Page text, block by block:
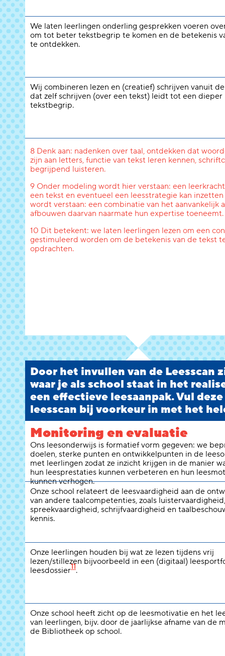
We laten leerlingen onderling gesprekken voeren
om tot beter tekstbegrip te komen en de betekenis
te ontdekken.
Wij combineren lezen en (creatief) schrijven vanuit
dat zelf schrijven (over een tekst) leidt tot een dieper
tekstbegrip.
8 Denk aan: nadenken over taal, ontdekken dat
zijn aan letters, functie van tekst leren kennen,
begrijpend luisteren.
9 Onder modeling wordt hier verstaan: een
een tekst en eventueel een leesstrategie kan
wordt verstaan: een combinatie van het
afbouwen daarvan naarmate hun expertise toeneemt.
10 Dit betekent: we laten leerlingen lezen om een
gestimuleerd worden om de betekenis van de tekst
opdrachten.
Door het invullen van de Leesscan
waar je als school staat in het
een effectieve leesaanpak. Vul deze
leesscan bij voorkeur in met het
Monitoring en evaluatie
Ons leesonderwijs is formatief vorm gegeven: we
doelen, sterke punten en ontwikkelpunten in de
met leerlingen zodat ze inzicht krijgen in de manier
hun leesprestaties kunnen verbeteren en hun
kunnen verhogen.
Onze school relateert de leesvaardigheid aan de
van andere taalcompetenties, zoals luistervaardigheid,
spreekvaardigheid, schrijfvaardigheid en
kennis.
Onze leerlingen houden bij wat ze lezen tijdens vrij
lezen/stillezen bijvoorbeeld in een (digitaal)
leesdossier11.
Onze school heeft zicht op de leesmotivatie en het
van leerlingen, bijv. door de jaarlijkse afname van de
de Bibliotheek op school.